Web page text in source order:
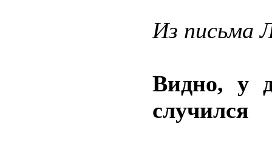
Из письма
Видно, у
случился